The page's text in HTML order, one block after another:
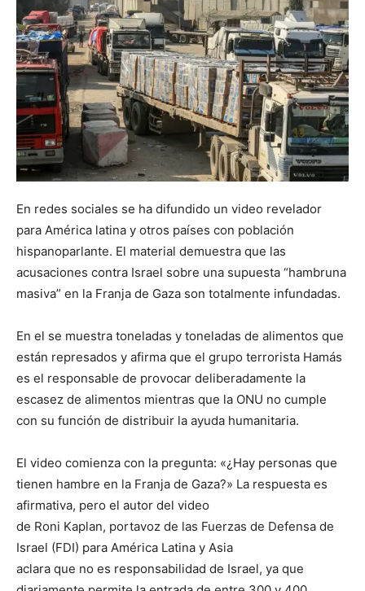
En redes sociales se ha difundido un video revelador
para América latina y otros países con población
hispanoparlante. El material demuestra que las
acusaciones contra Israel sobre una supuesta “hambruna
masiva” en la Franja de Gaza son totalmente infundadas.
En el se muestra toneladas y toneladas de alimentos que
están represados y afirma que el grupo terrorista Hamás
es el responsable de provocar deliberadamente la
escasez de alimentos mientras que la ONU no cumple
con su función de distribuir la ayuda humanitaria.
El video comienza con la pregunta: «¿Hay personas que
tienen hambre en la Franja de Gaza?» La respuesta es
afirmativa, pero el autor del video
de Roni Kaplan, portavoz de las Fuerzas de Defensa de
Israel (FDI) para América Latina y Asia
aclara que no es responsabilidad de Israel, ya que